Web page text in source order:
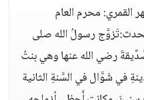
ق هـ الشهر القمري: محرم العام
الحدث:تَزوَّج رسولُ الله صلى
رضي الله عنها وهي بنتُ
في شَوَّال في السَّنةِ الثانية